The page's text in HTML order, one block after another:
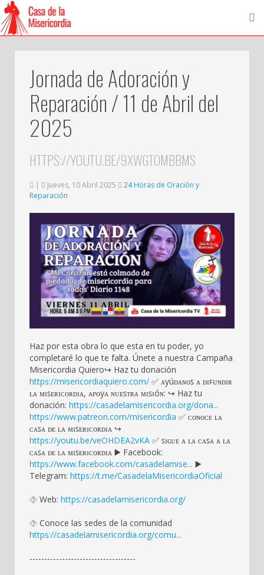
Jornada de Adoración y
Reparación / 11 de Abril del
2025
HTTPS://YOUTU.BE/9XWGTOMBBMS
| Jueves, 10 Abril 2025
24 Horas de Oración y
Reparación
Haz por esta obra lo que esta en tu poder, yo
completaré lo que te falta. Únete a nuestra Campaña
Misericordia Quiero↪️ Haz tu donación
https://misericordiaquiero.com/ ✅ ᴀyúᴅᴀɴᴏꜱ ᴀ ᴅɪꜰᴜɴᴅɪʀ
ʟᴀ ᴍɪꜱᴇʀɪᴄᴏʀᴅɪᴀ, ᴀᴩᴏyᴀ ɴᴜᴇꜱᴛʀᴀ ᴍɪꜱɪóɴ: ↪️ Haz tu
donación: https://casadelamisericordia.org/dona...
https://www.patreon.com/misericordia ✅ ᴄᴏɴᴏᴄᴇ ʟᴀ
ᴄᴀꜱᴀ ᴅᴇ ʟᴀ ᴍɪꜱᴇʀɪᴄᴏʀᴅɪᴀ ↪️
https://youtu.be/veOHDEA2vKA ✅ ꜱɪɢᴜᴇ ᴀ ʟᴀ ᴄᴀꜱᴀ ᴀ ʟᴀ
ᴄᴀꜱᴀ ᴅᴇ ʟᴀ ᴍɪꜱᴇʀɪᴄᴏʀᴅɪᴀ ▶️ Facebook:
https://www.facebook.com/casadelamise... ▶️
Telegram: https://t.me/CasadelaMisericordiaOficial
⯑️ Web: https://casadelamisericordia.org/
⯑ Conoce las sedes de la comunidad
https://casadelamisericordia.org/comu...
------------------------------------